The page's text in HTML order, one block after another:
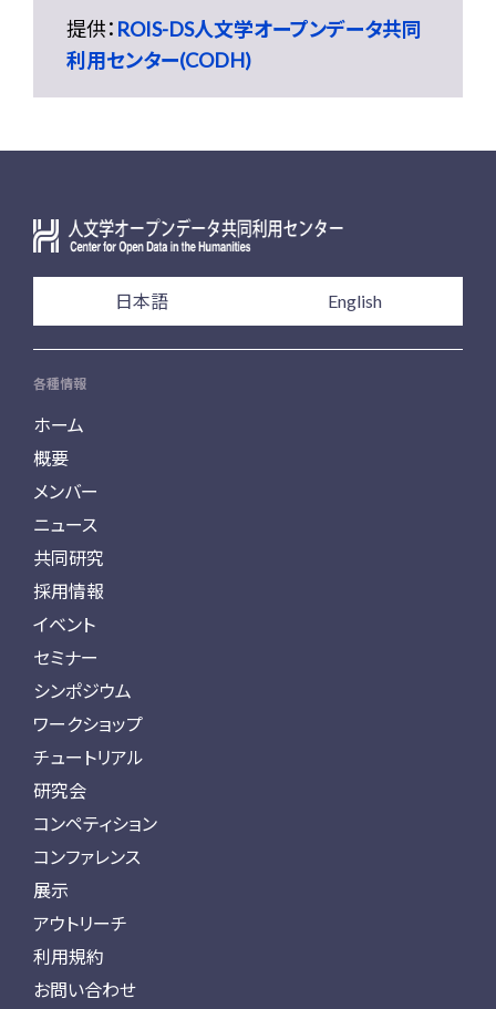
提供： ROIS-DS人文学オープンデータ共同
利用センター(CODH)
日本語 English
各種情報
ホーム
概要
メンバー
ニュース
共同研究
採用情報
イベント
セミナー
シンポジウム
ワークショップ
チュートリアル
研究会
コンペティション
コンファレンス
展示
アウトリーチ
利用規約
お問い合わせ